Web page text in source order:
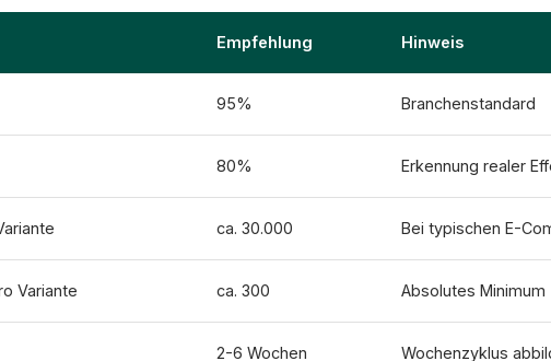
Empfehlung Hinweis
95% Branchenstandard
80% Erkennung realer
ca. 30.000 Bei typischen E-
Variante ca. 300 Absolutes Minimum
2-6 Wochen Wochenzyklus